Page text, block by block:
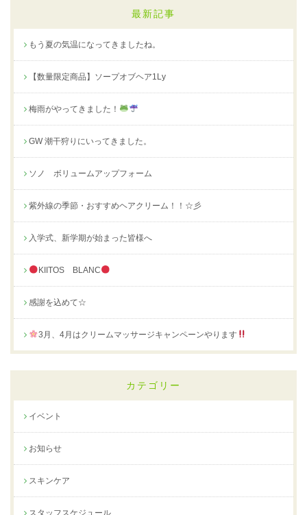
最新記事
もう夏の気温になってきましたね。
【数量限定商品】ソープオブヘア1Ly
梅雨がやってきました！
GW 潮干狩りにいってきました。
ソノ ボリュームアップフォーム
紫外線の季節・おすすめヘアクリーム！！☆彡
入学式、新学期が始まった皆様へ
KIITOS BLANC
感謝を込めて☆
3月、4月はクリームマッサージキャンペーンやります
カテゴリー
イベント
お知らせ
スキンケア
スタッフスケジュール